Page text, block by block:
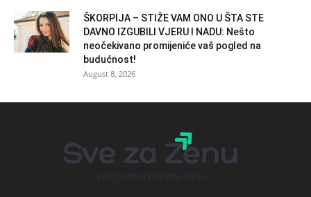
ŠKORPIJA – STIŽE VAM ONO U ŠTA STE
DAVNO IZGUBILI VJERU I NADU: Nešto
neočekivano promijeniće vaš pogled na
budućnost!
August 8, 2026